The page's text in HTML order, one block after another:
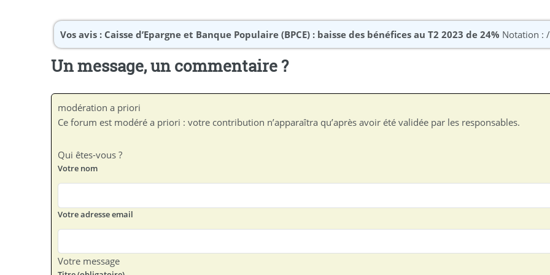
Vos avis : Caisse d’Epargne et Banque Populaire (BPCE) : baisse des bénéfices au T2 2023 de 24% Notation :
Un message, un commentaire ?
modération a priori
Ce forum est modéré a priori : votre contribution n’apparaîtra qu’après avoir été validée par les responsables.
Qui êtes-vous ?
Votre nom
Votre adresse email
Votre message